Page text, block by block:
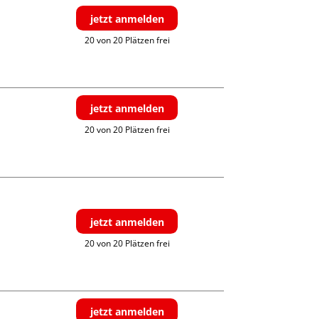
jetzt anmelden
20 von 20 Plätzen frei
jetzt anmelden
20 von 20 Plätzen frei
jetzt anmelden
20 von 20 Plätzen frei
jetzt anmelden